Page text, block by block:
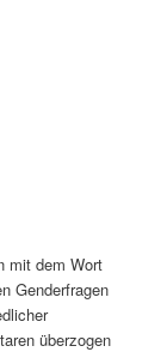
mit dem Wort
Genderfragen
überzogen